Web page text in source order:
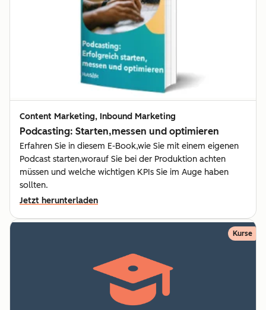
Content Marketing, Inbound Marketing
Podcasting: Starten,messen und optimieren
Erfahren Sie in diesem E-Book,wie Sie mit einem eigenen
Podcast starten,worauf Sie bei der Produktion achten
müssen und welche wichtigen KPIs Sie im Auge haben
sollten.
Jetzt herunterladen
Kurse